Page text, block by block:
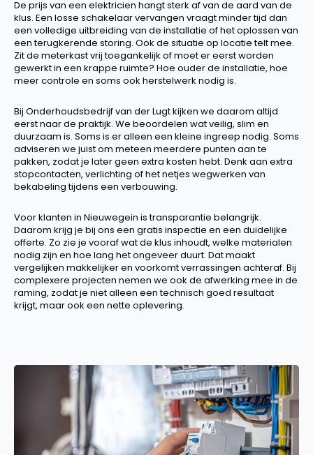
De prijs van een elektricien hangt sterk af van de aard van de
klus. Een losse schakelaar vervangen vraagt minder tijd dan
een volledige uitbreiding van de installatie of het oplossen van
een terugkerende storing. Ook de situatie op locatie telt mee.
Zit de meterkast vrij toegankelijk of moet er eerst worden
gewerkt in een krappe ruimte? Hoe ouder de installatie, hoe
meer controle en soms ook herstelwerk nodig is.
Bij Onderhoudsbedrijf van der Lugt kijken we daarom altijd
eerst naar de praktijk. We beoordelen wat veilig, slim en
duurzaam is. Soms is er alleen een kleine ingreep nodig. Soms
adviseren we juist om meteen meerdere punten aan te
pakken, zodat je later geen extra kosten hebt. Denk aan extra
stopcontacten, verlichting of het netjes wegwerken van
bekabeling tijdens een verbouwing.
Voor klanten in Nieuwegein is transparantie belangrijk.
Daarom krijg je bij ons een gratis inspectie en een duidelijke
offerte. Zo zie je vooraf wat de klus inhoudt, welke materialen
nodig zijn en hoe lang het ongeveer duurt. Dat maakt
vergelijken makkelijker en voorkomt verrassingen achteraf. Bij
complexere projecten nemen we ook de afwerking mee in de
raming, zodat je niet alleen een technisch goed resultaat
krijgt, maar ook een nette oplevering.